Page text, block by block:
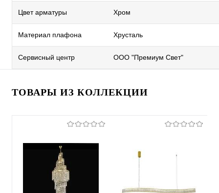
Цвет арматуры Хром
Материал плафона Хрусталь
Сервисный центр ООО "Премиум Свет"
ТОВАРЫ ИЗ КОЛЛЕКЦИИ